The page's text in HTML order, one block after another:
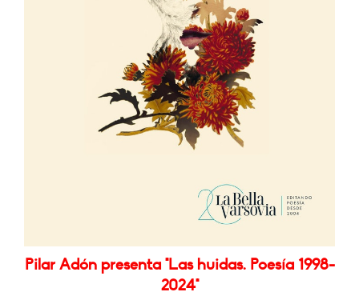
Pilar Adón presenta "Las huidas. Poesía 1998-
2024"